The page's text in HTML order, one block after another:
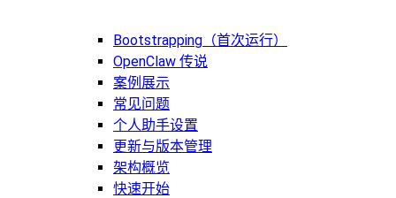
Bootstrapping（首次运行）
OpenClaw 传说
案例展示
常见问题
个人助手设置
更新与版本管理
架构概览
快速开始